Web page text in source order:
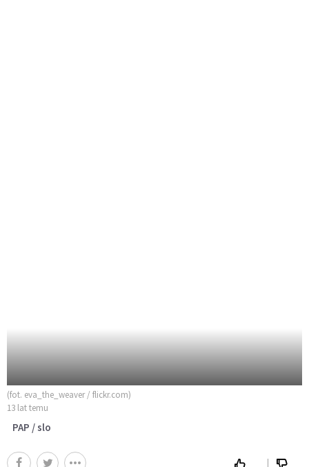
(fot. eva_the_weaver / flickr.com)
13 lat temu
PAP / slo